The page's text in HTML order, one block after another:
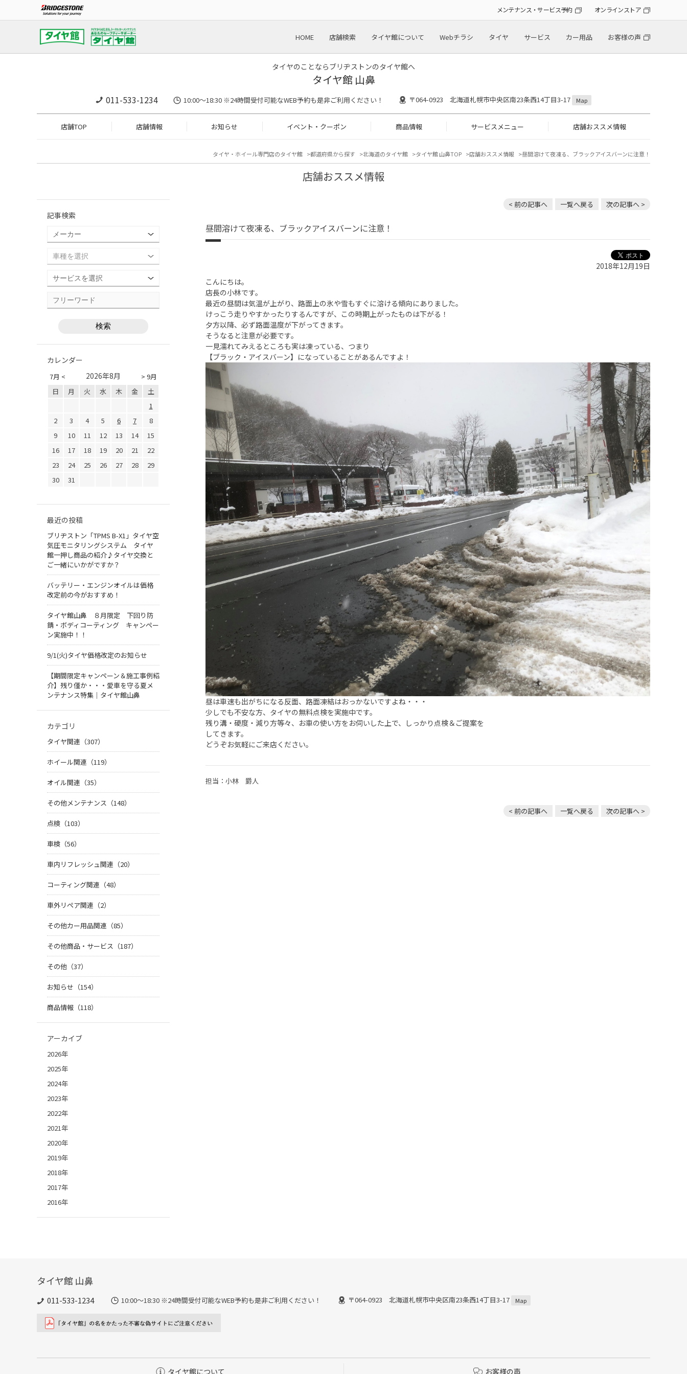
メンテナンス・サービス予約 オンラインストア
HOME 店舗検索 タイヤ館について Webチラシ タイヤ サービス カー用品 お客様の声
タイヤのことならブリヂストンのタイヤ館へ
タイヤ館 山鼻
011-533-1234 10:00～18:30 ※24時間受付可能なWEB予約も是非ご利用ください！ 〒064-0923 北海道札幌市中央区南23条西14丁目3-17 Map
店舗TOP 店舗情報 お知らせ イベント・クーポン 商品情報 サービスメニュー 店舗おススメ情報
タイヤ・ホイール専門店のタイヤ館 都道府県から探す 北海道のタイヤ館 タイヤ館 山鼻TOP 店舗おススメ情報 昼間溶けて夜凍る、ブラックアイスバーンに注意！
店舗おススメ情報
< 前の記事へ 一覧へ戻る 次の記事へ >
昼間溶けて夜凍る、ブラックアイスバーンに注意！
2018年12月19日
こんにちは。
店長の小林です。
最近の昼間は気温が上がり、路面上の氷や雪もすぐに溶ける傾向にありました。
けっこう走りやすかったりするんですが、この時期上がったものは下がる！
夕方以降、必ず路面温度が下がってきます。
そうなると注意が必要です。
一見濡れてみえるところも実は凍っている、つまり
【ブラック・アイスバーン】になっていることがあるんですよ！
昼は車速も出がちになる反面、路面凍結はおっかないですよね・・・
少しでも不安な方、タイヤの無料点検を実施中です。
残り溝・硬度・減り方等々、お車の使い方をお伺いした上で、しっかり点検＆ご提案を
してきます。
どうぞお気軽にご来店ください。
担当：小林 爵人
< 前の記事へ 一覧へ戻る 次の記事へ >
記事検索
カレンダー
7月 < > 9月
2026年8月
日 月 火 水 木 金
土
1
2
3 4 5 6 7
8
9
10 11 12 13 14
15
16
17 18 19 20 21
22
23
24 25 26 27 28
29
30
31
最近の投稿
ブリヂストン「TPMS B-X1」タイヤ空
気圧モニタリングシステム タイヤ
館一押し商品の紹介♪タイヤ交換と
ご一緒にいかがですか？
バッテリー・エンジンオイルは価格
改定前の今がおすすめ！
タイヤ館山鼻 ８月限定 下回り防
錆・ボディコーティング キャンペー
ン実施中！！
9/1(火)タイヤ価格改定のお知らせ
【期間限定キャンペーン＆施工事例紹
介】残り僅か・・・愛車を守る夏メ
ンテナンス特集｜タイヤ館山鼻
カテゴリ
タイヤ関連（307）
ホイール関連（119）
オイル関連（35）
その他メンテナンス（148）
点検（103）
車検（56）
車内リフレッシュ関連（20）
コーティング関連（48）
車外リペア関連（2）
その他カー用品関連（85）
その他商品・サービス（187）
その他（37）
お知らせ（154）
商品情報（118）
アーカイブ
2026年
2025年
2024年
2023年
2022年
2021年
2020年
2019年
2018年
2017年
2016年
タイヤ館 山鼻
011-533-1234 10:00～18:30 ※24時間受付可能なWEB予約も是非ご利用ください！ 〒064-0923 北海道札幌市中央区南23条西14丁目3-17 Map
タイヤ館について お客様の声